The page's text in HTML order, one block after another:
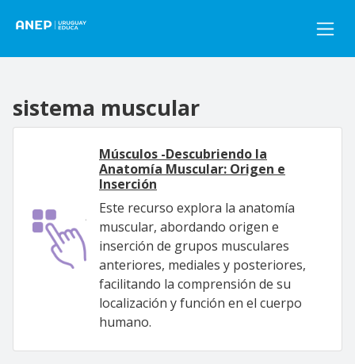
sistema muscular
Músculos -Descubriendo la
Anatomía Muscular: Origen e
Inserción
Este recurso explora la anatomía
muscular, abordando origen e
inserción de grupos musculares
anteriores, mediales y posteriores,
facilitando la comprensión de su
localización y función en el cuerpo
humano.